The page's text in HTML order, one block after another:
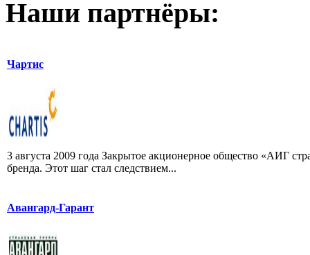
Наши партнёры:
Чартис
3 августа 2009 года Закрытое акционерное общество «АИГ
бренда. Этот шаг стал следствием...
Авангард-Гарант